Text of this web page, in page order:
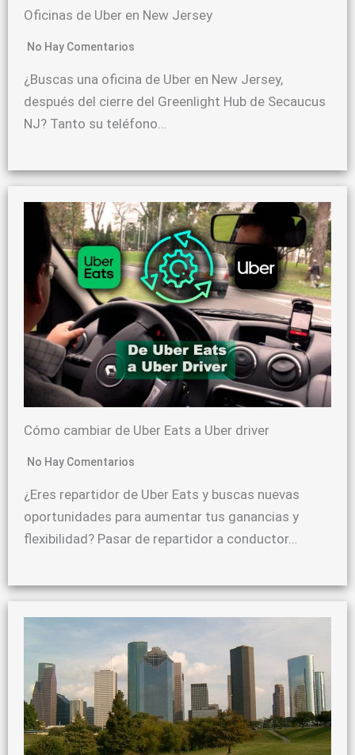
Oficinas de Uber en New Jersey
No Hay Comentarios
¿Buscas una oficina de Uber en New Jersey,
después del cierre del Greenlight Hub de Secaucus
NJ? Tanto su teléfono…
Cómo cambiar de Uber Eats a Uber driver
No Hay Comentarios
¿Eres repartidor de Uber Eats y buscas nuevas
oportunidades para aumentar tus ganancias y
flexibilidad? Pasar de repartidor a conductor…